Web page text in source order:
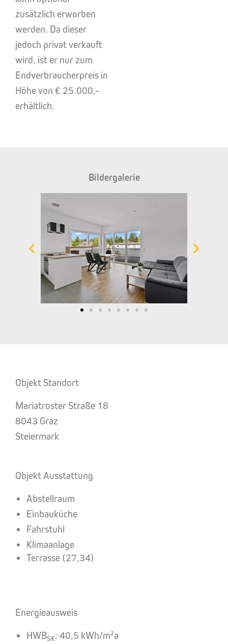
zusätzlich erworben
werden. Da dieser
jedoch privat verkauft
wird, ist er nur zum
Endverbraucherpreis in
Höhe von € 25.000,-
erhältlich.
Bildergalerie
Objekt Standort
Mariatroster Straße 18
8043 Graz
Steiermark
Objekt Ausstattung
Abstellraum
Einbauküche
Fahrstuhl
Klimaanlage
Terrasse (27,34)
Energieausweis
HWBSK: 40,5 kWh/m²a